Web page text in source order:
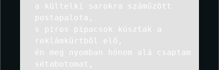
a kültelki sarokra száműzött
postapalota,
s piros pipacsok kúsztak a
reklámkürtből elő,
én meg nyomban hónom alá csaptam
sétabotomat,